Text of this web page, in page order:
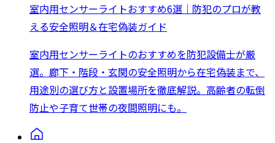
室内用センサーライトおすすめ6選｜防犯のプロが教
える安全照明＆在宅偽装ガイド
室内用センサーライトのおすすめを防犯設備士が厳
選。廊下・階段・玄関の安全照明から在宅偽装まで、
用途別の選び方と設置場所を徹底解説。高齢者の転倒
防止や子育て世帯の夜間照明にも。